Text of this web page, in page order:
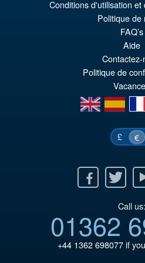
PRÉ
Conditions d'utilisation
Politique de
FAQ’s
Aide
Politique de
en
es fr
£ €
Twitter Youtube
Call us:
01362
+44 1362 698077if